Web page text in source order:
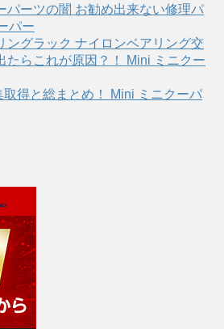
パーツの闇 お勧め出来ない修理パ
パー
ングラック ナイロンベアリング交
たらこれが原因？！ Mini ミニクー
取得と総まとめ！ Mini ミニクーパ